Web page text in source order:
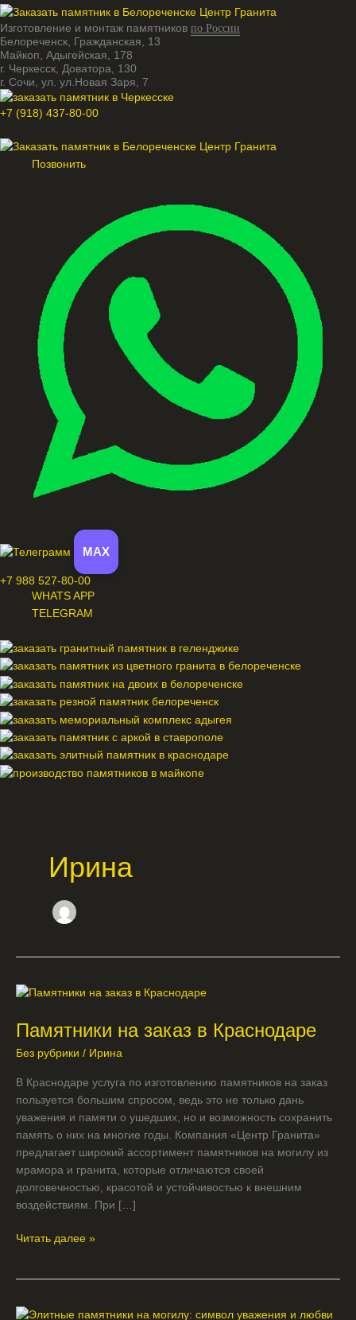
Изготовление и монтаж памятников по России
Белореченск, Гражданская, 13
Майкоп, Адыгейская, 178
г. Черкесск, Доватора, 130
г. Сочи, ул. ул.Новая Заря, 7
+7 (918) 437-80-00
Позвонить
MAX
+7 988 527-80-00
WHATS APP
TELEGRAM
Ирина
Памятники на заказ в Краснодаре
Без рубрики / Ирина
В Краснодаре услуга по изготовлению памятников на заказ
пользуется большим спросом, ведь это не только дань
уважения и памяти о ушедших, но и возможность сохранить
память о них на многие годы. Компания «Центр Гранита»
предлагает широкий ассортимент памятников на могилу из
мрамора и гранита, которые отличаются своей
долговечностью, красотой и устойчивостью к внешним
воздействиям. При […]
Памятники
заказ
Краснодаре
Читать далее »
Элитные